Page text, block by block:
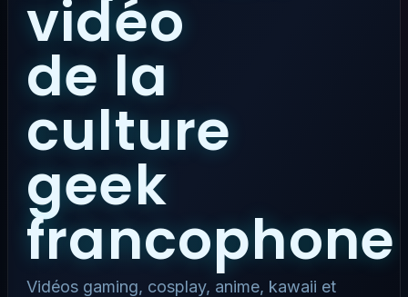
vidéo
de la
culture
geek
francophone
Vidéos gaming, cosplay, anime, kawaii et